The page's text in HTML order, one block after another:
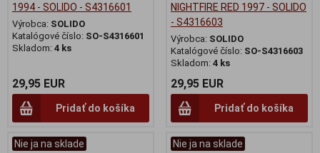
1994 - SOLIDO - S4316601
Výrobca: SOLIDO
Katalógové číslo: SO-S4316601
Skladom: 4 ks
29,95 EUR
Pridať do košíka
NIGHTFIRE RED 1997 - SOLIDO
- S4316603
Výrobca: SOLIDO
Katalógové číslo: SO-S4316603
Skladom: 4 ks
29,95 EUR
Pridať do košíka
Nie ja na sklade Nie ja na sklade